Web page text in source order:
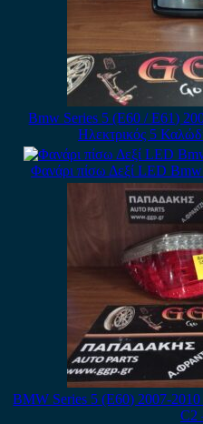
Bmw Series 5 (E60 / E61)
Ηλεκτρικός 5
Φανάρι πίσω Δεξί LED
BMW Series 5 (E60) 2007-
C2